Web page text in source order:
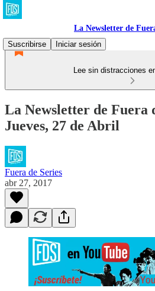
La Newsletter de
Suscribirse
Iniciar sesión
Lee sin distracciones
La Newsletter de Fuera
Jueves, 27 de Abril
Fuera de Series
abr 27, 2017